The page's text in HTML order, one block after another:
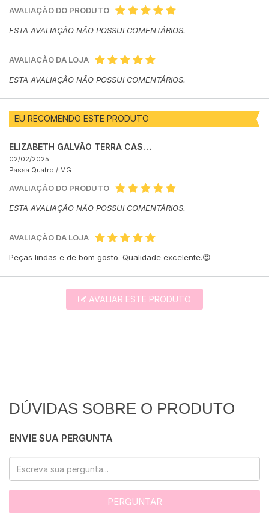
AVALIAÇÃO DO PRODUTO
ESTA AVALIAÇÃO NÃO POSSUI COMENTÁRIOS.
AVALIAÇÃO DA LOJA
ESTA AVALIAÇÃO NÃO POSSUI COMENTÁRIOS.
EU RECOMENDO ESTE PRODUTO
ELIZABETH GALVÃO TERRA CASTELLARI
02/02/2025
Passa Quatro / MG
AVALIAÇÃO DO PRODUTO
ESTA AVALIAÇÃO NÃO POSSUI COMENTÁRIOS.
AVALIAÇÃO DA LOJA
Peças lindas e de bom gosto. Qualidade excelente.😍
AVALIAR ESTE PRODUTO
DÚVIDAS SOBRE O PRODUTO
ENVIE SUA PERGUNTA
PERGUNTAR